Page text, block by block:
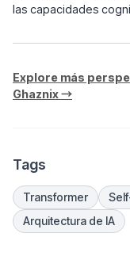
las capacidades
Explore más
Ghaznix →
Tags
Transformer
Arquitectura de IA